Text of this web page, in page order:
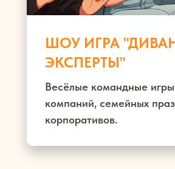
ШОУ ИГРА
ЭКСПЕРТЫ"
Весёлые командные
компаний, семейных
корпоративов.